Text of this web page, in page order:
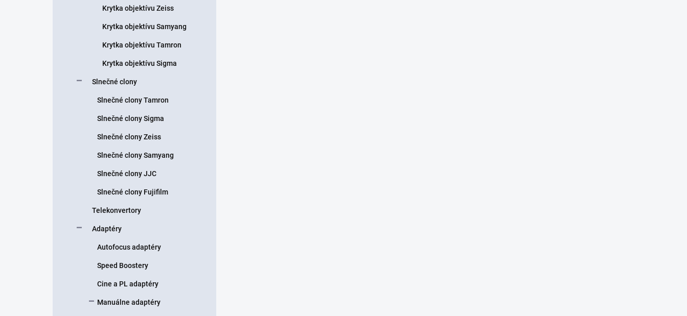
Krytka objektívu Zeiss
Krytka objektívu Samyang
Krytka objektívu Tamron
Krytka objektívu Sigma
Slnečné clony
Slnečné clony Tamron
Slnečné clony Sigma
Slnečné clony Zeiss
Slnečné clony Samyang
Slnečné clony JJC
Slnečné clony Fujifilm
Telekonvertory
Adaptéry
Autofocus adaptéry
Speed Boostery
Cine a PL adaptéry
Manuálne adaptéry